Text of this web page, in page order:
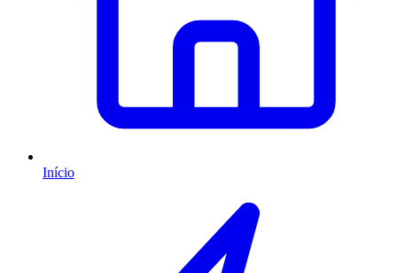
Início